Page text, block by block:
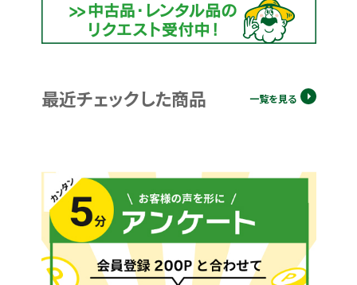
最近チェックした商品 一覧を見る